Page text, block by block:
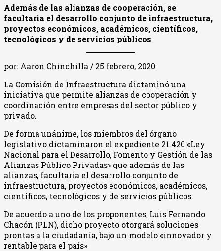
Además de las alianzas de cooperación, se
facultaría el desarrollo conjunto de infraestructura,
proyectos económicos, académicos, científicos,
tecnológicos y de servicios públicos
por: Aarón Chinchilla / 25 febrero, 2020
La Comisión de Infraestructura dictaminó una
iniciativa que permite alianzas de cooperación y
coordinación entre empresas del sector público y
privado.
De forma unánime, los miembros del órgano
legislativo dictaminaron el expediente 21.420 «Ley
Nacional para el Desarrollo, Fomento y Gestión de las
Alianzas Público Privadas» que además de las
alianzas, facultaría el desarrollo conjunto de
infraestructura, proyectos económicos, académicos,
científicos, tecnológicos y de servicios públicos.
De acuerdo a uno de los proponentes, Luis Fernando
Chacón (PLN), dicho proyecto otorgará soluciones
prontas a la ciudadanía, bajo un modelo «innovador y
rentable para el país»